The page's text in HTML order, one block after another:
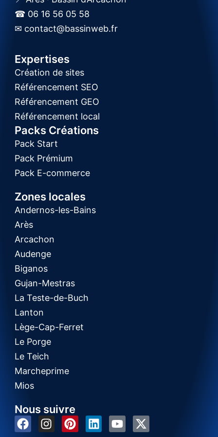
☎ 06 16 56 05 58
✉ contact@bassinweb.fr
Expertises
Création de sites
Référencement SEO
Référencement GEO
Référencement local
Packs Créations
Pack Start
Pack Prémium
Pack E-commerce
Zones locales
Andernos-les-Bains
Arès
Arcachon
Audenge
Biganos
Gujan-Mestras
La Teste-de-Buch
Lanton
Lège-Cap-Ferret
Le Porge
Le Teich
Marcheprime
Mios
Nous suivre